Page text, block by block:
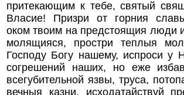
притекающим к тебе, святый
Власие! Призри от горния
оком твоим на предстоящия люди
молящияся, простри теплыя
Господу Богу нашему, испроси у
согрешений наших, но еже
всегубительной язвы, труса,
вечныя казни, исходатайствуй